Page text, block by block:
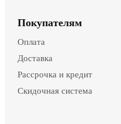
Покупателям
Оплата
Доставка
Рассрочка и кредит
Скидочная система